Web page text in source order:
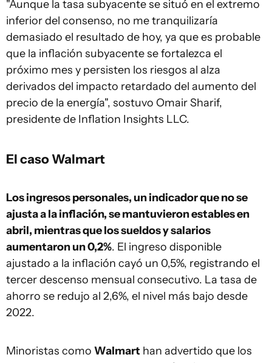
"Aunque la tasa subyacente se situó en el extremo
inferior del consenso, no me tranquilizaría
demasiado el resultado de hoy, ya que es probable
que la inflación subyacente se fortalezca el
próximo mes y persisten los riesgos al alza
derivados del impacto retardado del aumento del
precio de la energía", sostuvo Omair Sharif,
presidente de Inflation Insights LLC.
El caso Walmart
Los ingresos personales, un indicador que no se
ajusta a la inflación, se mantuvieron estables en
abril, mientras que los sueldos y salarios
aumentaron un 0,2%. El ingreso disponible
ajustado a la inflación cayó un 0,5%, registrando el
tercer descenso mensual consecutivo. La tasa de
ahorro se redujo al 2,6%, el nivel más bajo desde
2022.
Minoristas como Walmart han advertido que los